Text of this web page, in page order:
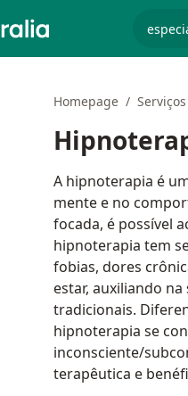
Homepage Serviços
A hipnoterapia é
mente e no
focada, é possível
hipnoterapia tem
fobias, dores
estar, auxiliando
tradicionais.
hipnoterapia se
inconsciente/
terapêutica e